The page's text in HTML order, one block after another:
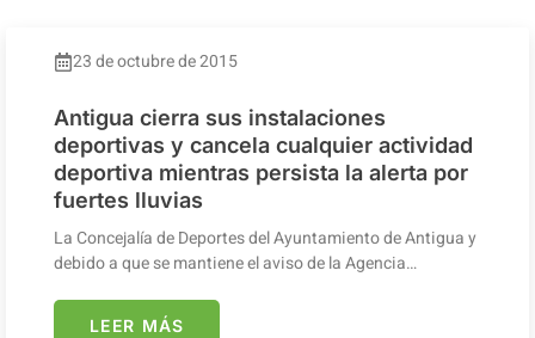
23 de octubre de 2015
Antigua cierra sus instalaciones
deportivas y cancela cualquier actividad
deportiva mientras persista la alerta por
fuertes lluvias
La Concejalía de Deportes del Ayuntamiento de Antigua y
debido a que se mantiene el aviso de la Agencia…
LEER MÁS